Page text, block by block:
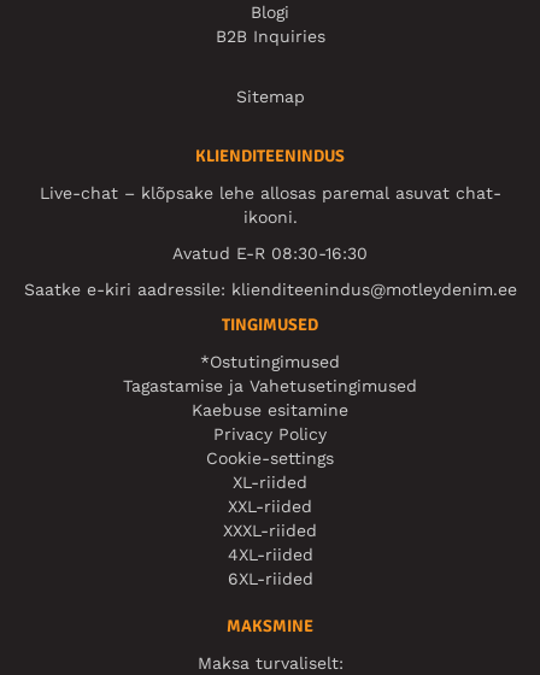
Blogi
B2B Inquiries
Sitemap
KLIENDITEENINDUS
Live-chat – klõpsake lehe allosas paremal asuvat chat-
ikooni.
Avatud E-R 08:30-16:30
Saatke e-kiri aadressile: klienditeenindus@motleydenim.ee
TINGIMUSED
*Ostutingimused
Tagastamise ja Vahetusetingimused
Kaebuse esitamine
Privacy Policy
Cookie-settings
XL-riided
XXL-riided
XXXL-riided
4XL-riided
6XL-riided
MAKSMINE
Maksa turvaliselt: